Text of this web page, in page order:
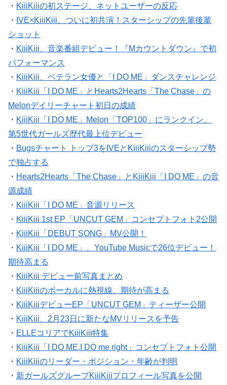
・ KiiiKiiiの初ステージ、ネットユーザーの反応
・ IVE×KiiiKiii、ついに初共演！スターシップの先輩後輩
ショット
・ KiiiKiii、音楽番組デビュー！『Mカウントダウン』で初
パフォーマンス
・ KiiiKiii、ベテラン女優と「I DO ME」ダンスチャレンジ
・ KiiiKiii「I DO ME」とHearts2Hearts「The Chase」の
Melonデイリーチャート初日の成績
・ KiiiKiii「I DO ME」Melon「TOP100」にランクイン、
第5世代ガールズ歴代最上位デビュー
・ Bugsチャート トップ3をIVEとKiiiKiiiのスターシップ勢
で独占する
・ Hearts2Hearts「The Chase」とKiiiKiii「I DO ME」の音
源成績
・ KiiiKiii「I DO ME」音源リリース
・ KiiiKiii 1st EP「UNCUT GEM」コンセプトフォト2公開
・ KiiiKiii「DEBUT SONG」MV公開！
・ KiiiKiii「I DO ME」、YouTube Musicで26位デビュー！
期待高まる
・ KiiiKiii デビュー前写真まとめ
・ KiiiKiiiのボーカルに熱視線、期待が高まる
・ KiiiKiiiデビューEP「UNCUT GEM」ティーザー公開
・ KiiiKiii、2月23日に新たなMVリリースを予告
・ ELLEコリアでKiiiKiii特集
・ KiiiKiii「I DO ME,I DO me right」コンセプトフォト公開
・ KiiiKiiiのリーダー・ポジション・年齢が判明
・ 新ガールズグループKiiiKiiiプロフィール写真を公開